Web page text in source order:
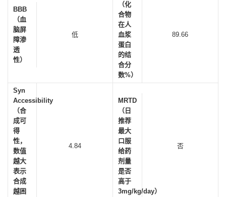
BBB
（血
脑屏
障渗
透
性）
低
（化
合物
在人
血浆
蛋白
的结
合分
数%）
89.66
Syn
Accessibility
（合
成可
得
性，
数值
越大
表示
合成
越困
4.84
MRTD
（日
推荐
最大
口服
给药
剂量
是否
高于
3mg/kg/day）
否